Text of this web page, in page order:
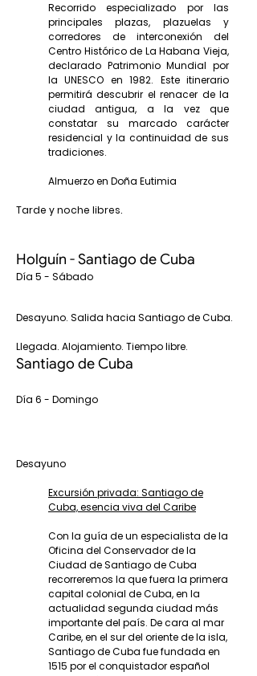
Recorrido especializado por las
principales plazas, plazuelas y
corredores de interconexión del
Centro Histórico de La Habana Vieja,
declarado Patrimonio Mundial por
la UNESCO en 1982. Este itinerario
permitirá descubrir el renacer de la
ciudad antigua, a la vez que
constatar su marcado carácter
residencial y la continuidad de sus
tradiciones.
Almuerzo en Doña Eutimia
Tarde y noche libres.
Holguín - Santiago de Cuba
Día 5 - Sábado
Desayuno. Salida hacia Santiago de Cuba.
Llegada. Alojamiento. Tiempo libre.
Santiago de Cuba
Día 6 - Domingo
Desayuno
Excursión privada: Santiago de
Cuba, esencia viva del Caribe
Con la guía de un especialista de la
Oficina del Conservador de la
Ciudad de Santiago de Cuba
recorreremos la que fuera la primera
capital colonial de Cuba, en la
actualidad segunda ciudad más
importante del país. De cara al mar
Caribe, en el sur del oriente de la isla,
Santiago de Cuba fue fundada en
1515 por el conquistador español